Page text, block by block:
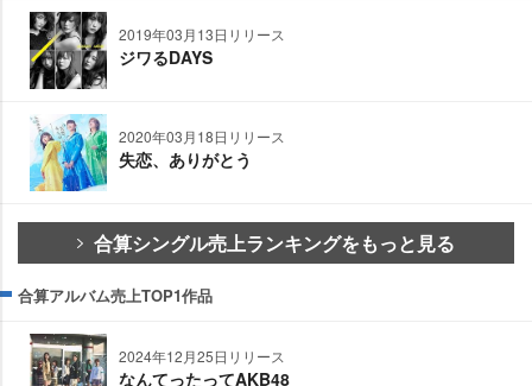
2019年03月13日リリース
ジワるDAYS
2020年03月18日リリース
失恋、ありがとう
合算シングル売上ランキングをもっと見る
合算アルバム売上TOP1作品
2024年12月25日リリース
なんてったってAKB48